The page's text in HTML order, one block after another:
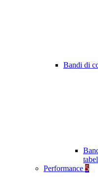
Bandi di
Performance 5